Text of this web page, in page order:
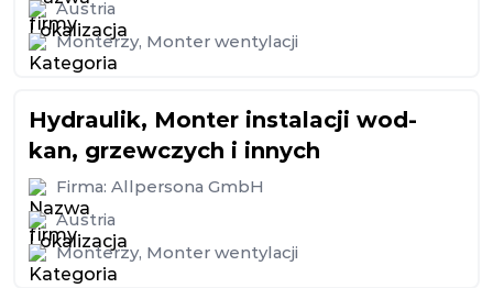
Austria
Monterzy, Monter wentylacji
Hydraulik, Monter instalacji wod-
kan, grzewczych i innych
Firma: Allpersona GmbH
Austria
Monterzy, Monter wentylacji